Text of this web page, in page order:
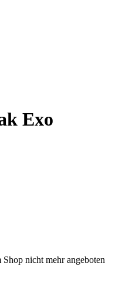
Exo
nicht mehr angeboten